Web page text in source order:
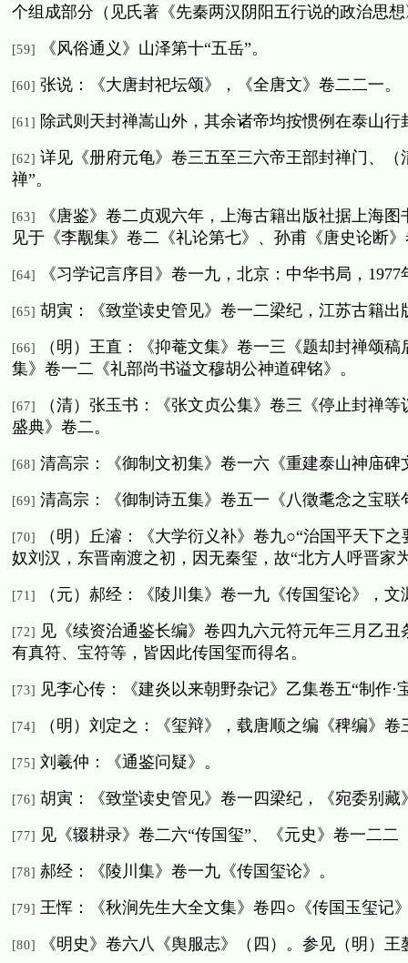
个组成部分（见氏著《先秦两汉阴阳五行说的政治思
[59] 《风俗通义》山泽第十“五岳”。
[60] 张说：《大唐封祀坛颂》，《全唐文》卷二二一。
[61] 除武则天封禅嵩山外，其余诸帝均按惯例在泰山行
[62] 详见《册府元龟》卷三五至三六帝王部封禅门、
禅”。
[63]
《唐鉴》卷二贞观六年，上海古籍出版社据上海
见于《李觏集》卷二《礼论第七》、孙甫《唐史论断
[64] 《习学记言序目》卷一九，北京：中华书局， 1977
[65] 胡寅：《致堂读史管见》卷一二梁纪，江苏古籍
[66]
（明）王直：《抑菴文集》卷一三《题却封禅颂
集》卷一二《礼部尚书谥文穆胡公神道碑铭》。
[67]
（清）张玉书：《张文贞公集》卷三《停止封禅
盛典》卷二。
[68] 清高宗：《御制文初集》卷一六《重建泰山神庙
[69] 清高宗：《御制诗五集》卷五一《八徵耄念之宝
[70]
（明）丘濬：《大学衍义补》卷九○“治国平天下
奴刘汉，东晋南渡之初，因无秦玺，故“北方人呼晋家
[71] （元）郝经：《陵川集》卷一九《传国玺论》，
[72]
见《续资治通鉴长编》卷四九六元符元年三月乙
有真符、宝符等，皆因此传国玺而得名。
[73] 见李心传：《建炎以来朝野杂记》乙集卷五“制作
[74] （明）刘定之：《玺辩》，载唐顺之编《稗编》
[75] 刘羲仲：《通鉴问疑》。
[76] 胡寅：《致堂读史管见》卷一四梁纪，《宛委别藏
[77] 见《辍耕录》卷二六“传国玺”、《元史》卷一二二
[78] 郝经：《陵川集》卷一九《传国玺论》。
[79] 王恽：《秋涧先生大全文集》卷四○《传国玉玺记
[80] 《明史》卷六八《舆服志》（四）。参见（明）